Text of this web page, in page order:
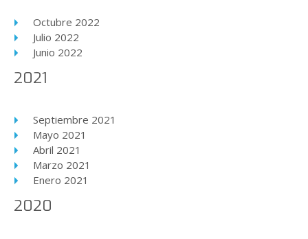
Octubre 2022
Julio 2022
Junio 2022
2021
Septiembre 2021
Mayo 2021
Abril 2021
Marzo 2021
Enero 2021
2020